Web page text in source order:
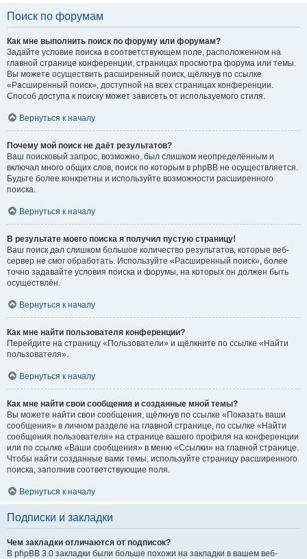
Поиск по форумам
Как мне выполнить поиск по форуму или форумам?
Задайте условие поиска в соответствующем поле, расположенном на
главной странице конференции, страницах просмотра форума или темы.
Вы можете осуществить расширенный поиск, щёлкнув по ссылке
«Расширенный поиск», доступной на всех страницах конференции.
Способ доступа к поиску может зависеть от используемого стиля.
Вернуться к началу
Почему мой поиск не даёт результатов?
Ваш поисковый запрос, возможно, был слишком неопределённым и
включал много общих слов, поиск по которым в phpBB не осуществляется.
Будьте более конкретны и используйте возможности расширенного
поиска.
Вернуться к началу
В результате моего поиска я получил пустую страницу!
Ваш поиск дал слишком большое количество результатов, которые веб-
сервер не смог обработать. Используйте «Расширенный поиск», более
точно задавайте условия поиска и форумы, на которых он должен быть
осуществлён.
Вернуться к началу
Как мне найти пользователя конференции?
Перейдите на страницу «Пользователи» и щёлкните по ссылке «Найти
пользователя».
Вернуться к началу
Как мне найти свои сообщения и созданные мной темы?
Вы можете найти свои сообщения, щёлкнув по ссылке «Показать ваши
сообщения» в личном разделе на главной странице, по ссылке «Найти
сообщения пользователя» на странице вашего профиля на конференции
или по ссылке «Ваши сообщения» в меню «Ссылки» на главной странице.
Чтобы найти созданные вами темы, используйте страницу расширенного
поиска, заполнив соответствующие поля.
Вернуться к началу
Подписки и закладки
Чем закладки отличаются от подписок?
В phpBB 3.0 закладки были больше похожи на закладки в вашем веб-